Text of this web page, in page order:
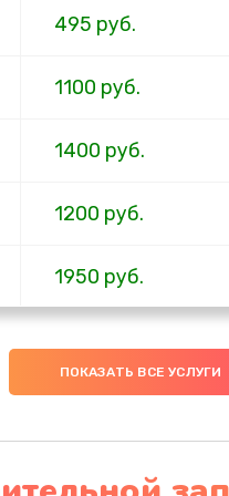
495 руб.
1100 руб.
1400 руб.
1200 руб.
1950 руб.
950 руб.
ПОКАЗАТЬ ВСЕ УСЛУГИ